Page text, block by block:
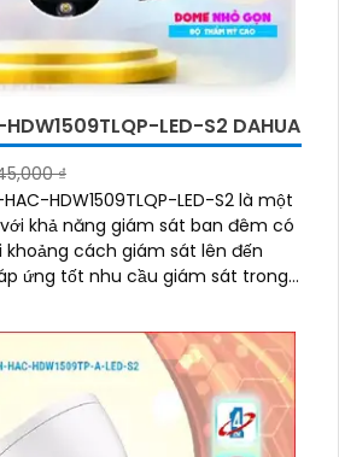
LED-S2 DAHUA
₫
HDW1509TLQP-LED-S2 là một
khả năng giám sát ban đêm có
ứng tốt nhu cầu giám sát trong